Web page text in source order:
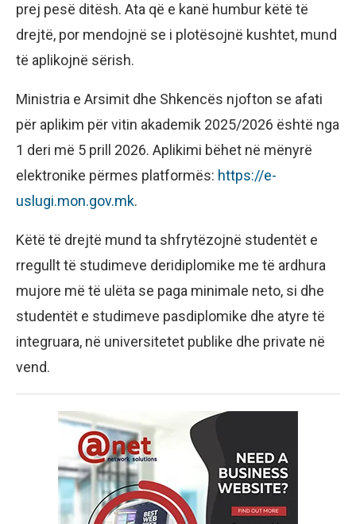
prej pesë ditësh. Ata që e kanë humbur këtë të
drejtë, por mendojnë se i plotësojnë kushtet, mund
të aplikojnë sërish.
Ministria e Arsimit dhe Shkencës njofton se afati
për aplikim për vitin akademik 2025/2026 është nga
1 deri më 5 prill 2026. Aplikimi bëhet në mënyrë
elektronike përmes platformës: https://e-
uslugi.mon.gov.mk.
Këtë të drejtë mund ta shfrytëzojnë studentët e
rregullt të studimeve deridiplomike me të ardhura
mujore më të ulëta se paga minimale neto, si dhe
studentët e studimeve pasdiplomike dhe atyre të
integruara, në universitetet publike dhe private në
vend.